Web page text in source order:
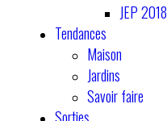
JEP 2018
Tendances
Maison
Jardins
Savoir faire